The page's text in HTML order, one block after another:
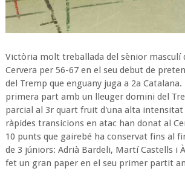
Victòria molt treballada del sènior masculí
Cervera per 56-67 en el seu debut de
del Tremp que enguany juga a 2a Catalana.
primera part amb un lleuger domini del
parcial al 3r quart fruit d'una alta intensitat
ràpides transicions en atac han donat al
10 punts que gairebé ha conservat fins al
de 3 júniors: Adrià Bardeli, Martí Castells i
fet un gran paper en el seu primer partit